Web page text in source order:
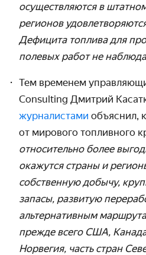
осуществляются в
регионов
Дефицита топлива для
полевых работ не
Тем временем
Consulting Дмитрий
журналистами объяснил,
от мирового топливного
относительно более
окажутся страны и
собственную добычу,
запасы, развитую
альтернативным
прежде всего США,
Норвегия, часть стран